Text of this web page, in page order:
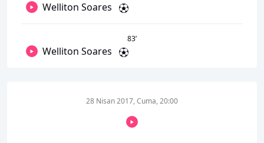
Welliton Soares
83’
Welliton Soares
28 Nisan 2017, Cuma, 20:00